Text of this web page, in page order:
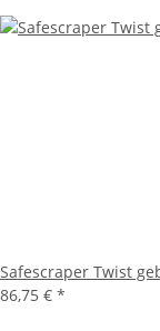
Safescraper Twist
86,75 € *